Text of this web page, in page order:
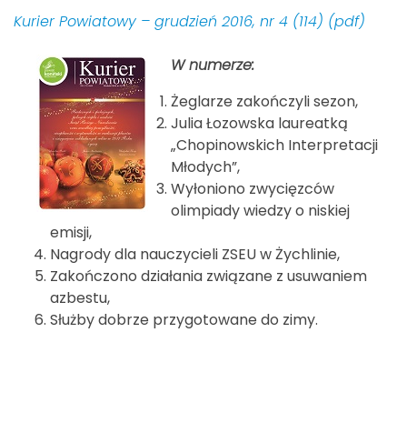
Kurier Powiatowy – grudzień 2016, nr 4 (114) (pdf)
W numerze:
Żeglarze zakończyli sezon,
Julia Łozowska laureatką
„Chopinowskich Interpretacji
Młodych”,
Wyłoniono zwycięzców
olimpiady wiedzy o niskiej
emisji,
Nagrody dla nauczycieli ZSEU w Żychlinie,
Zakończono działania związane z usuwaniem
azbestu,
Służby dobrze przygotowane do zimy.